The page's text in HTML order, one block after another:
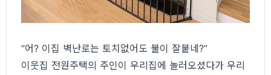
“어? 이집 벽난로는 토치없어도 불이 잘붙네?”
이웃집 전원주택의 주인이 우리집에 놀러오셨다가 우리